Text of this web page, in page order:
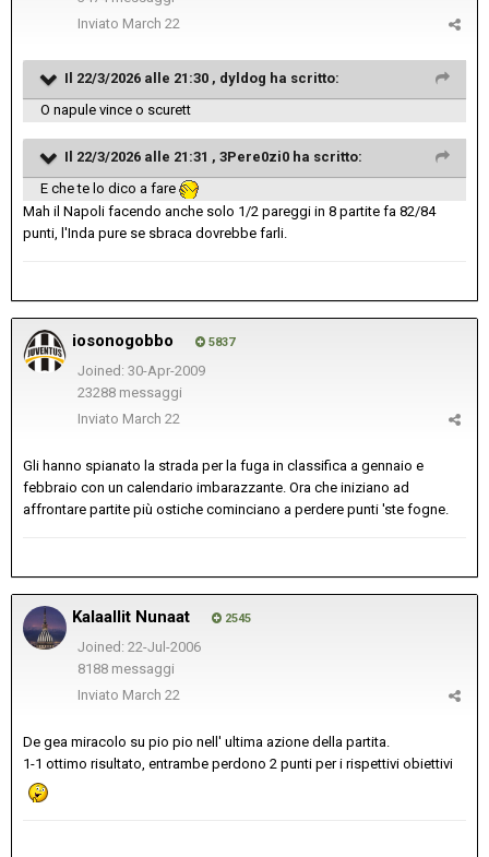
Inviato March 22
Il 22/3/2026 alle 21:30 , dyldog ha scritto:
O napule vince o scurett
Il 22/3/2026 alle 21:31 , 3Pere0zi0 ha scritto:
E che te lo dico a fare
Mah il Napoli facendo anche solo 1/2 pareggi in 8 partite fa 82/84
punti, l'Inda pure se sbraca dovrebbe farli.
iosonogobbo 5837
Joined: 30-Apr-2009
23288 messaggi
Inviato March 22
Gli hanno spianato la strada per la fuga in classifica a gennaio e
febbraio con un calendario imbarazzante. Ora che iniziano ad
affrontare partite più ostiche cominciano a perdere punti 'ste fogne.
Kalaallit Nunaat 2545
Joined: 22-Jul-2006
8188 messaggi
Inviato March 22
De gea miracolo su pio pio nell' ultima azione della partita.
1-1 ottimo risultato, entrambe perdono 2 punti per i rispettivi obiettivi